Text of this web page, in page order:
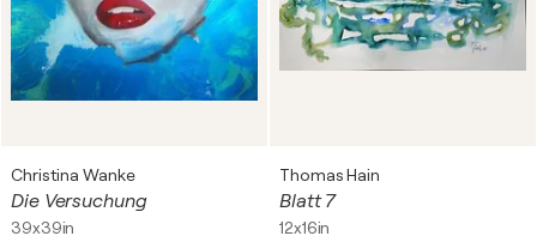
Christina Wanke
Die Versuchung
39x39in
Thomas Hain
Blatt 7
12x16in